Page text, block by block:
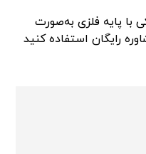
با پایه فلزی به‌صورت
رایگان استفاده کنید